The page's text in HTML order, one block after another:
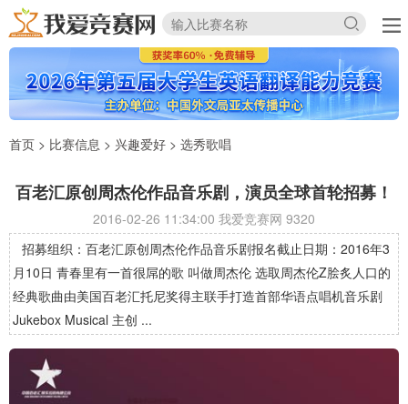
首页 > 比赛信息 > 兴趣爱好 > 选秀歌唱
百老汇原创周杰伦作品音乐剧，演员全球首轮招募！
2016-02-26 11:34:00 我爱竞赛网 9320
招募组织：百老汇原创周杰伦作品音乐剧报名截止日期：2016年3
月10日 青春里有一首很屌的歌 叫做周杰伦 选取周杰伦Z脍炙人口的
经典歌曲由美国百老汇托尼奖得主联手打造首部华语点唱机音乐剧
Jukebox Musical 主创 ...